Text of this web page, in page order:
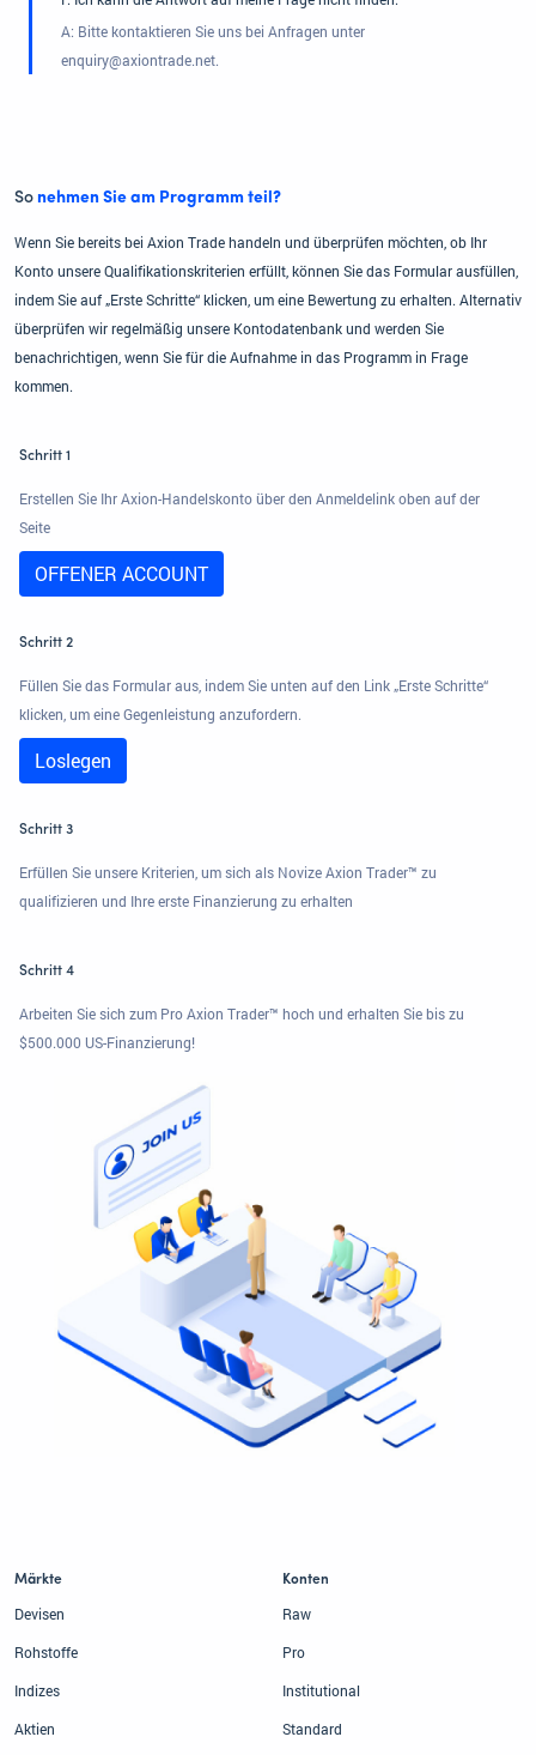
A: Bitte kontaktieren Sie uns bei Anfragen unter
enquiry@axiontrade.net.
So nehmen Sie am Programm teil?
Wenn Sie bereits bei Axion Trade handeln und überprüfen möchten, ob Ihr
Konto unsere Qualifikationskriterien erfüllt, können Sie das Formular ausfüllen,
indem Sie auf „Erste Schritte“ klicken, um eine Bewertung zu erhalten. Alternativ
überprüfen wir regelmäßig unsere Kontodatenbank und werden Sie
benachrichtigen, wenn Sie für die Aufnahme in das Programm in Frage
kommen.
Schritt 1
Erstellen Sie Ihr Axion-Handelskonto über den Anmeldelink oben auf der
Seite
OFFENER ACCOUNT
Schritt 2
Füllen Sie das Formular aus, indem Sie unten auf den Link „Erste Schritte“
klicken, um eine Gegenleistung anzufordern.
Loslegen
Schritt 3
Erfüllen Sie unsere Kriterien, um sich als Novize Axion Trader™ zu
qualifizieren und Ihre erste Finanzierung zu erhalten
Schritt 4
Arbeiten Sie sich zum Pro Axion Trader™ hoch und erhalten Sie bis zu
$500.000 US-Finanzierung!
Märkte
Devisen
Rohstoffe
Indizes
Aktien
Konten
Raw
Pro
Institutional
Standard